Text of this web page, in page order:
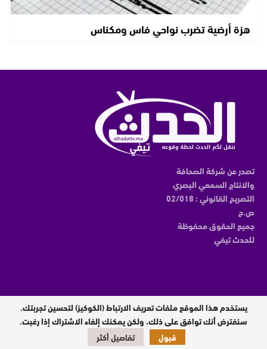
هزة أرضية تضرب نواحي فاس ومكناس
تصدر عن شركة الصحافة
والانتاج السمعي البصري
التصريح القانوني : 02/018
ص.ح
جميع الحقوق محفوظة
للحدث تيفي
مدير النشر : عبدالقادر الوالي
تصميم وبرمجة
يستخدم هذا الموقع ملفات تعريف الارتباط (الكوكيز) لتحسين تجربتك.
سنفترض أنك توافق على ذلك، ولكن يمكنك إلغاء الاشتراك إذا رغبت.
قبول
تفاصيل أكثر